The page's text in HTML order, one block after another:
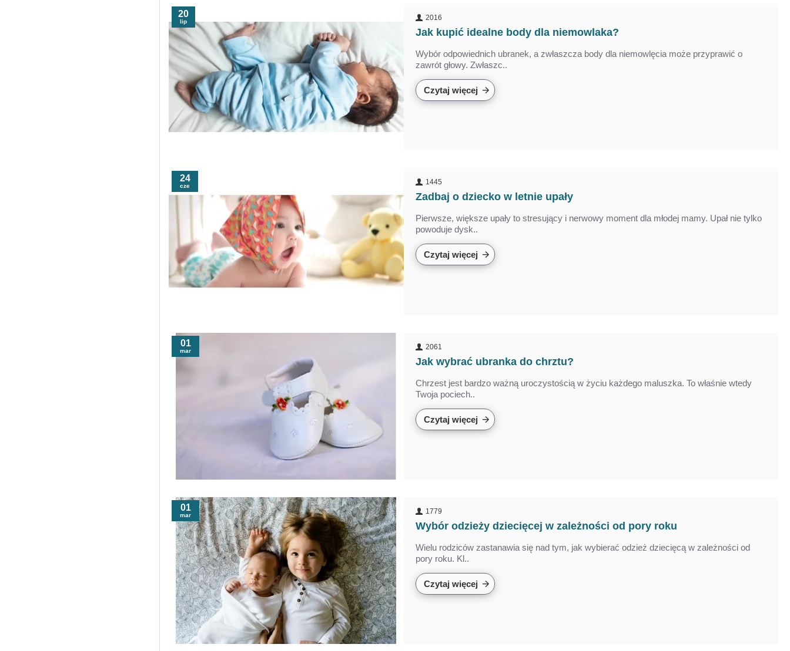
20
lip 2016
Jak kupić idealne body dla niemowlaka?
Wybór odpowiednich ubranek, a zwłaszcza body dla niemowlęcia może przyprawić o
zawrót głowy. Zwłaszc..
Czytaj więcej
24
cze 1445
Zadbaj o dziecko w letnie upały
Pierwsze, większe upały to stresujący i nerwowy moment dla młodej mamy. Upał nie tylko
powoduje dysk..
Czytaj więcej
01
mar 2061
Jak wybrać ubranka do chrztu?
Chrzest jest bardzo ważną uroczystością w życiu każdego maluszka. To właśnie wtedy
Twoja pociech..
Czytaj więcej
01
mar 1779
Wybór odzieży dziecięcej w zależności od pory roku
Wielu rodziców zastanawia się nad tym, jak wybierać odzież dziecięcą w zależności od
pory roku. Kl..
Czytaj więcej